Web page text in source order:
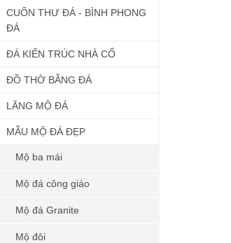
CUỐN THƯ ĐÁ - BÌNH PHONG
ĐÁ
ĐÁ KIẾN TRÚC NHÀ CỔ
ĐỒ THỜ BẰNG ĐÁ
LĂNG MỘ ĐÁ
MẪU MỘ ĐÁ ĐẸP
Mộ ba mái
Mộ đá công giáo
Mộ đá Granite
Mộ đôi